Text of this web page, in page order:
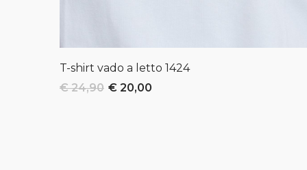
T-shirt vado a letto 1424
€ 24,90 € 20,00